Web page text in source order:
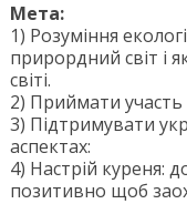
Мета:
1) Розуміння
прирордний світ і
світі.
2) Приймати
3) Підтримувати
аспектах:
4) Настрій куреня:
позитивно щоб